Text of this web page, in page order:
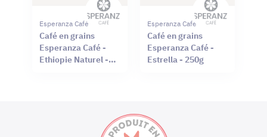
Esperanza Café
Café en grains
Esperanza Café -
Ethiopie Naturel -
Esperanza Café
Café en grains
Esperanza Café -
Estrella - 250g